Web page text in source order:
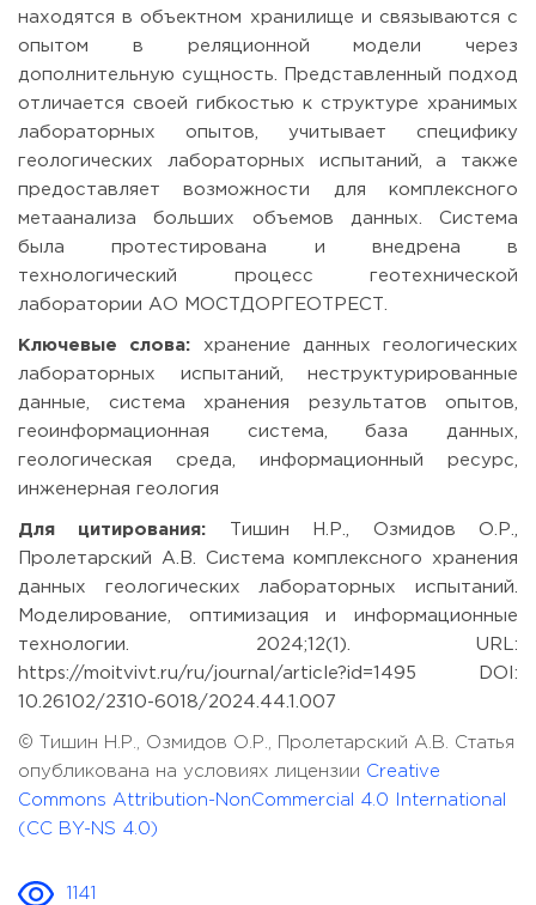
находятся в объектном хранилище и связываются с
опытом в реляционной модели через
дополнительную сущность. Представленный подход
отличается своей гибкостью к структуре хранимых
лабораторных опытов, учитывает специфику
геологических лабораторных испытаний, а также
предоставляет возможности для комплексного
метаанализа больших объемов данных. Система
была протестирована и внедрена в
технологический процесс геотехнической
лаборатории АО МОСТДОРГЕОТРЕСТ.
Ключевые слова: хранение данных геологических
лабораторных испытаний, неструктурированные
данные, система хранения результатов опытов,
геоинформационная система, база данных,
геологическая среда, информационный ресурс,
инженерная геология
Для цитирования: Тишин Н.Р., Озмидов О.Р.,
Пролетарский А.В. Система комплексного хранения
данных геологических лабораторных испытаний.
Моделирование, оптимизация и информационные
технологии. 2024;12(1). URL:
https://moitvivt.ru/ru/journal/article?id=1495 DOI:
10.26102/2310-6018/2024.44.1.007
© Тишин Н.Р., Озмидов О.Р., Пролетарский А.В. Статья
опубликована на условиях лицензии Creative
Commons Attribution-NonCommercial 4.0 International
(CC BY-NS 4.0)
1141